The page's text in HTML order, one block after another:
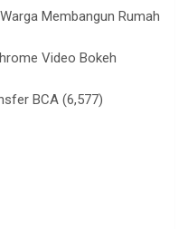
Membangun Rumah
Video Bokeh
BCA (6,577)